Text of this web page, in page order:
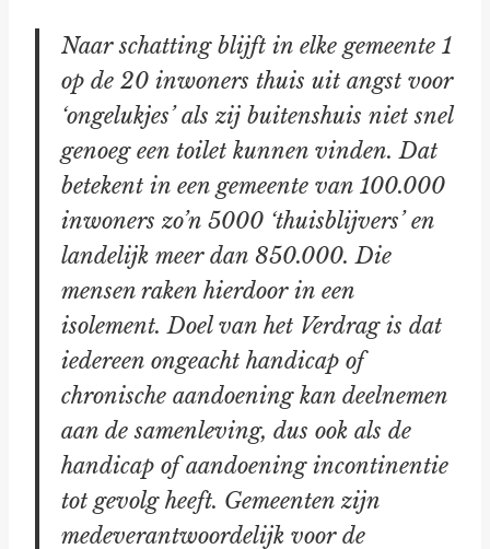
Naar schatting blijft in elke gemeente 1
op de 20 inwoners thuis uit angst voor
‘ongelukjes’ als zij buitenshuis niet snel
genoeg een toilet kunnen vinden. Dat
betekent in een gemeente van 100.000
inwoners zo’n 5000 ‘thuisblijvers’ en
landelijk meer dan 850.000. Die
mensen raken hierdoor in een
isolement. Doel van het Verdrag is dat
iedereen ongeacht handicap of
chronische aandoening kan deelnemen
aan de samenleving, dus ook als de
handicap of aandoening incontinentie
tot gevolg heeft. Gemeenten zijn
medeverantwoordelijk voor de